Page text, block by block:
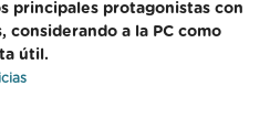
principales protagonistas con
considerando a la PC como
útil.